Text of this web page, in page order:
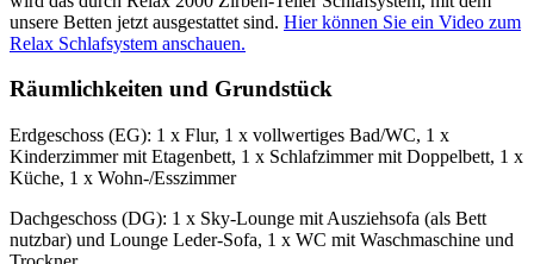
unsere Betten jetzt ausgestattet sind. Hier können Sie ein Video zum
Relax Schlafsystem anschauen.
Räumlichkeiten und Grundstück
Erdgeschoss (EG): 1 x Flur, 1 x vollwertiges Bad/WC, 1 x
Kinderzimmer mit Etagenbett, 1 x Schlafzimmer mit Doppelbett, 1 x
Küche, 1 x Wohn-/Esszimmer
Dachgeschoss (DG): 1 x Sky-Lounge mit Ausziehsofa (als Bett
nutzbar) und Lounge Leder-Sofa, 1 x WC mit Waschmaschine und